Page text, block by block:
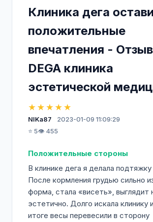
Клиника дега
положительные
впечатления -
DEGA клиника
эстетической
★★★★★
NIKa87
2023-01-09 11:09:29
⭐ 5👁️ 455
Положительные стороны
В клинике дега я делала подтяжку
После кормления грудью сильно
форма, стала «висеть», выглядит
эстетично. Долго искала клинику
итоге весы перевесили в сторону